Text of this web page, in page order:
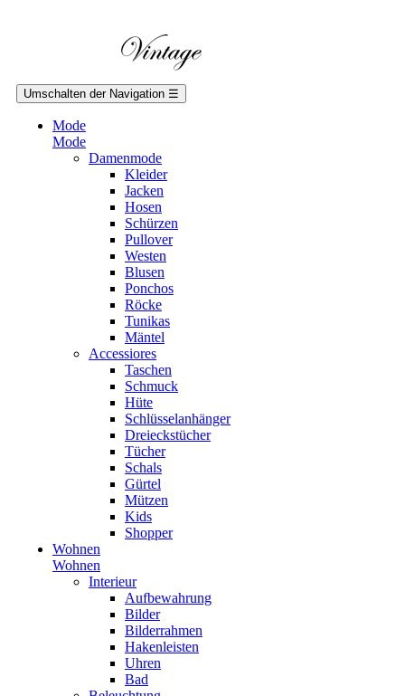
Umschalten der Navigation ☰
Mode
Mode
Damenmode
Kleider
Jacken
Hosen
Schürzen
Pullover
Westen
Blusen
Ponchos
Röcke
Tunikas
Mäntel
Accessiores
Taschen
Schmuck
Hüte
Schlüsselanhänger
Dreieckstücher
Tücher
Schals
Gürtel
Mützen
Kids
Shopper
Wohnen
Wohnen
Interieur
Aufbewahrung
Bilder
Bilderrahmen
Hakenleisten
Uhren
Bad